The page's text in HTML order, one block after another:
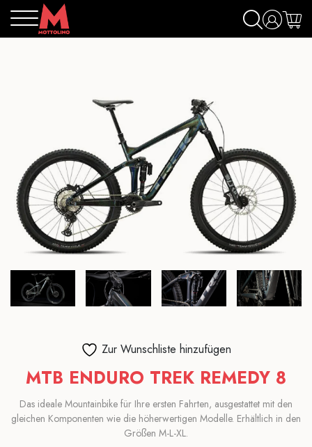
Zur Wunschliste hinzufügen
MTB ENDURO TREK REMEDY 8
Das ideale Mountainbike für Ihre ersten Fahrten, ausgestattet mit den
gleichen Komponenten wie die höherwertigen Modelle. Erhältlich in den
Größen M-L-XL.